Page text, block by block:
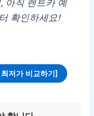
아직 렌트카 예
확인하세요!
저가 비교하기]